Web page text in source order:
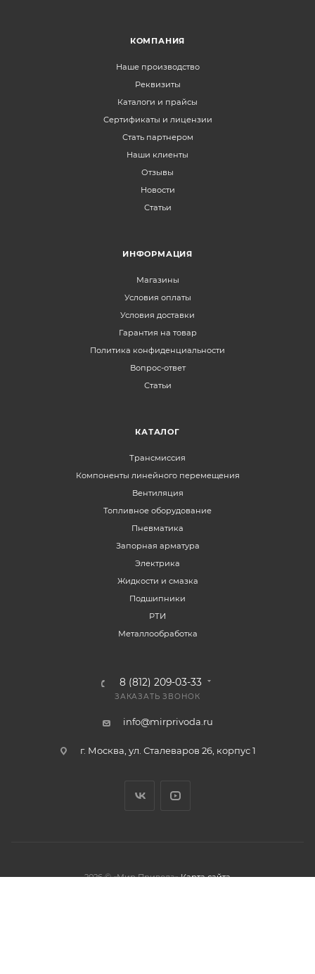
КОМПАНИЯ
Наше производство
Реквизиты
Каталоги и прайсы
Сертификаты и лицензии
Стать партнером
Наши клиенты
Отзывы
Новости
Статьи
ИНФОРМАЦИЯ
Магазины
Условия оплаты
Условия доставки
Гарантия на товар
Политика конфиденциальности
Вопрос-ответ
Статьи
КАТАЛОГ
Трансмиссия
Компоненты линейного перемещения
Вентиляция
Топливное оборудование
Пневматика
Запорная арматура
Электрика
Жидкости и смазка
Подшипники
РТИ
Металлообработка
8 (812) 209-03-33
ЗАКАЗАТЬ ЗВОНОК
info@mirprivoda.ru
г. Москва, ул. Сталеваров 26, корпус 1
2026 © «Мир Привода» Карта сайта